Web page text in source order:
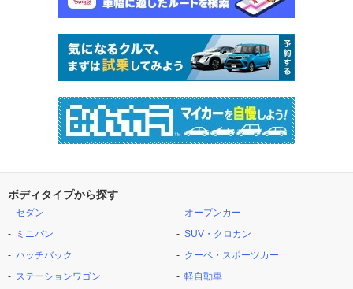
ボディタイプから探す
セダン
ミニバン
ハッチバック
ステーションワゴン
オープンカー
SUV・クロカン
クーペ・スポーツカー
軽自動車